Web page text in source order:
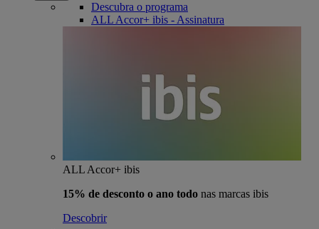
Descubra o programa
ALL Accor+ ibis - Assinatura
ALL Accor+ ibis
15% de desconto o ano todo nas marcas ibis
Descobrir